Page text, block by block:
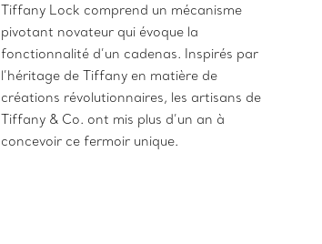
Tiffany Lock comprend un mécanisme
pivotant novateur qui évoque la
fonctionnalité d’un cadenas. Inspirés par
l’héritage de Tiffany en matière de
créations révolutionnaires, les artisans de
Tiffany & Co. ont mis plus d’un an à
concevoir ce fermoir unique.